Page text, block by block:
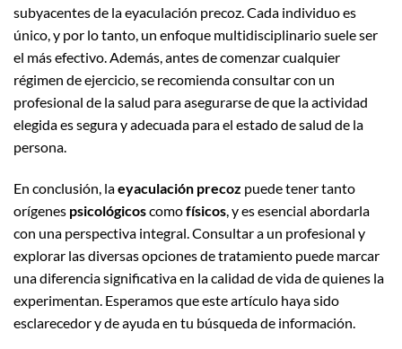
subyacentes de la eyaculación precoz. Cada individuo es
único, y por lo tanto, un enfoque multidisciplinario suele ser
el más efectivo. Además, antes de comenzar cualquier
régimen de ejercicio, se recomienda consultar con un
profesional de la salud para asegurarse de que la actividad
elegida es segura y adecuada para el estado de salud de la
persona.
En conclusión, laeyaculación precoz puede tener tanto
orígenes psicológicoscomofísicos, y es esencial abordarla
con una perspectiva integral. Consultar a un profesional y
explorar las diversas opciones de tratamiento puede marcar
una diferencia significativa en la calidad de vida de quienes la
experimentan. Esperamos que este artículo haya sido
esclarecedor y de ayuda en tu búsqueda de información.